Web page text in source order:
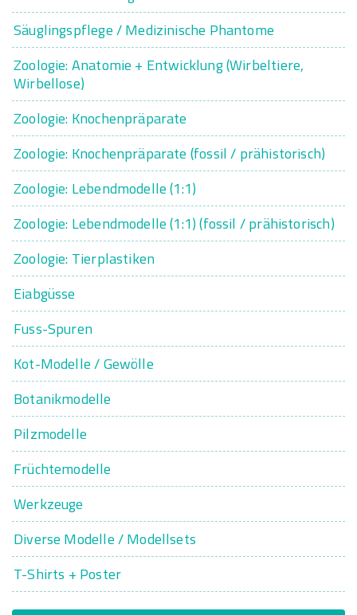
Säuglingspflege / Medizinische Phantome
Zoologie: Anatomie + Entwicklung (Wirbeltiere,
Wirbellose)
Zoologie: Knochenpräparate
Zoologie: Knochenpräparate (fossil / prähistorisch)
Zoologie: Lebendmodelle (1:1)
Zoologie: Lebendmodelle (1:1) (fossil / prähistorisch)
Zoologie: Tierplastiken
Eiabgüsse
Fuss-Spuren
Kot-Modelle / Gewölle
Botanikmodelle
Pilzmodelle
Früchtemodelle
Werkzeuge
Diverse Modelle / Modellsets
T-Shirts + Poster